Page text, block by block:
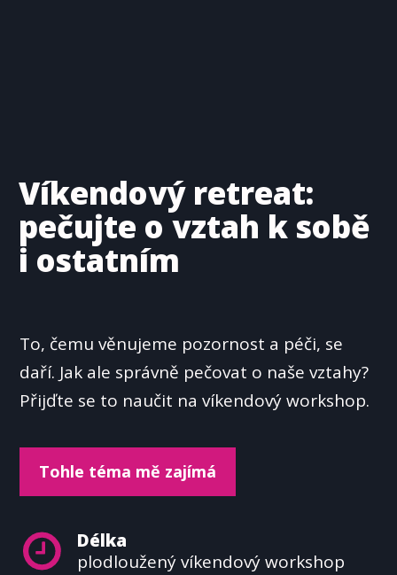
Víkendový retreat:
pečujte o vztah k sobě
i ostatním
To, čemu věnujeme pozornost a péči, se
daří. Jak ale správně pečovat o naše vztahy?
Přijďte se to naučit na víkendový workshop.
Tohle téma mě zajímá
Délka
plodloužený víkendový workshop